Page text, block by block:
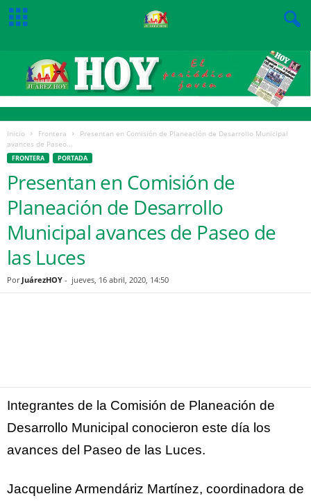
Inicio Frontera
Presentan en Comisión de Planeación de Desarrollo Municipal
avances de Paseo...
FRONTERA PORTADA
Presentan en Comisión de
Planeación de Desarrollo
Municipal avances de Paseo de
las Luces
Por JuárezHOY - jueves, 16 abril, 2020, 14:50
Integrantes de la Comisión de Planeación de
Desarrollo Municipal conocieron este día los
avances del Paseo de las Luces.
Jacqueline Armendáriz Martínez, coordinadora de